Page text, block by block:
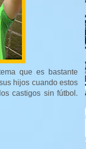
que es bastante
hijos cuando estos
castigos sin fútbol.